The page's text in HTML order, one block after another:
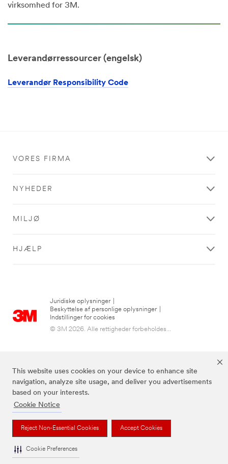
This website uses cookies on your device to enhance site
navigation, analyze site usage, and deliver you advertisements
based on your interests.
Cookie Notice
Reject Non-Essential Cookies Accept Cookies
Cookie Preferences
virksomhed for 3M.
Leverandørressourcer (engelsk)
Leverandør Responsibility Code
VORES FIRMA
NYHEDER
MILJØ
HJÆLP
Juridiske oplysninger
Beskyttelse af personlige oplysninger
Indstillinger for cookies
© 3M 2026. Alle rettigheder forbeholdes...
De ovenstående brands er varemærker tilhørende 3M.